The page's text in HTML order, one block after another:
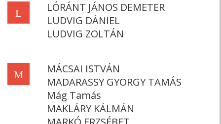
L
LÓRÁNT JÁNOS DEMETER
LUDVIG DÁNIEL
LUDVIG ZOLTÁN
M
MÁCSAI ISTVÁN
MADARASSY GYÖRGY TAMÁS
Mág Tamás
MAKLÁRY KÁLMÁN